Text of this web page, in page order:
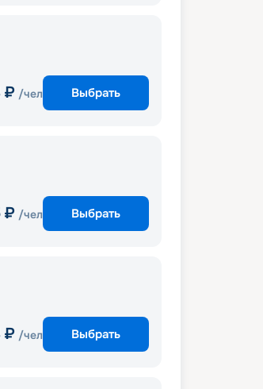
₽ /чел Выбрать
₽ /чел Выбрать
₽ /чел Выбрать